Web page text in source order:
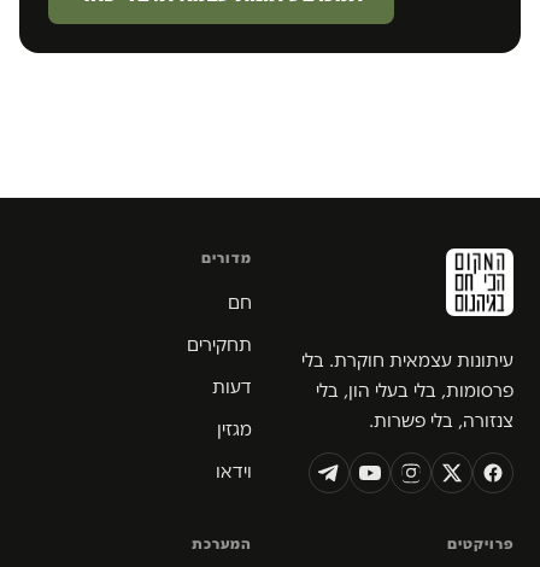
עיתונות עצמאית חוקרת. בלי
פרסומות, בלי בעלי הון, בלי
צנזורה, בלי פשרות.
מדורים
חם
תחקירים
דעות
מגזין
וידאו
פרויקטים המערכת